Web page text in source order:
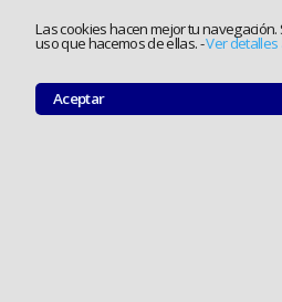
Las cookies hacen mejor tu
uso que hacemos de ellas.-Ver
Aceptar